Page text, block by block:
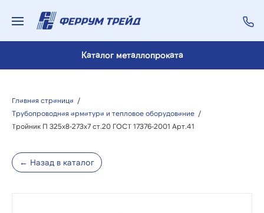
Каталог металлопроката
Главная страница /
Трубопроводная арматура и тепловое оборудование /
Тройник П 325х8-273х7 ст.20 ГОСТ 17376-2001 Арт.41
← Назад в каталог